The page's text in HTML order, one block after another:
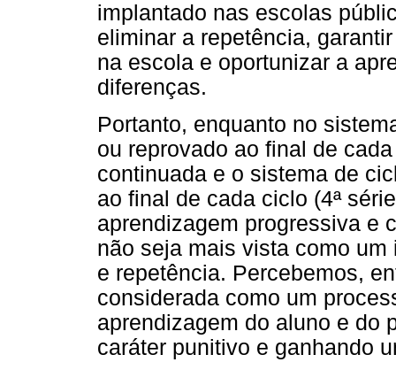
implantado nas escolas
eliminar a repetência,
na escola e oportunizar a
diferenças.
Portanto, enquanto no
ou reprovado ao final de
continuada e o sistema de
ao final de cada ciclo (4ª
aprendizagem progressiva e
não seja mais vista como
e repetência. Percebemos,
considerada como um
aprendizagem do aluno e do
caráter punitivo e ganhando